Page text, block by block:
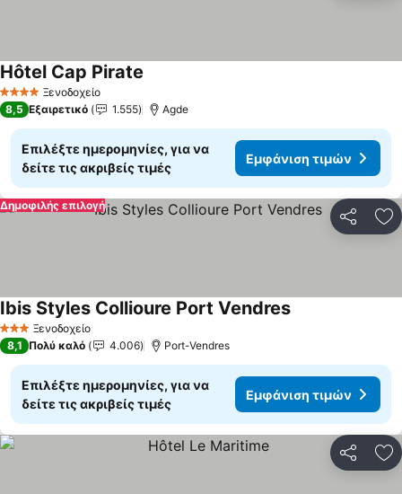
4 ΑστέριαΞενοδοχείο
Hôtel Cap Pirate
8,5 Εξαιρετικό 1.555 Agde
Επιλέξτε ημερομηνίες, για να
δείτε τις ακριβείς τιμές
Εμφάνιση τιμών
Δημοφιλής επιλογή
3 ΑστέριαΞενοδοχείο
Ibis Styles Collioure Port Vendres
8,1 Πολύ καλό 4.006 Port-Vendres
Επιλέξτε ημερομηνίες, για να
δείτε τις ακριβείς τιμές
Εμφάνιση τιμών